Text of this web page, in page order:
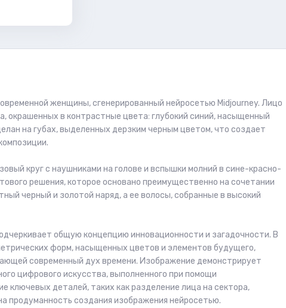
женщины, сгенерированный нейросетью Midjourney. Лицо
окрашенных в контрастные цвета: глубокий синий, насыщенный
на губах, выделенных дерзким черным цветом, что создает
круг с наушниками на голове и вспышки молний в сине-красно-
решения, которое основано преимущественно на сочетании
черный и золотой наряд, а ее волосы, собранные в высокий
общую концепцию инновационности и загадочности. В
форм, насыщенных цветов и элементов будущего,
современный дух времени. Изображение демонстрирует
цифрового искусства, выполненного при помощи
ключевых деталей, таких как разделение лица на сектора,
продуманность создания изображения нейросетью.